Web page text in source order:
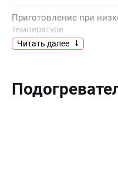
Приготовление при
температуре
Частота тока, Гц
встраивания (В х Ш х Г),
Читать далее